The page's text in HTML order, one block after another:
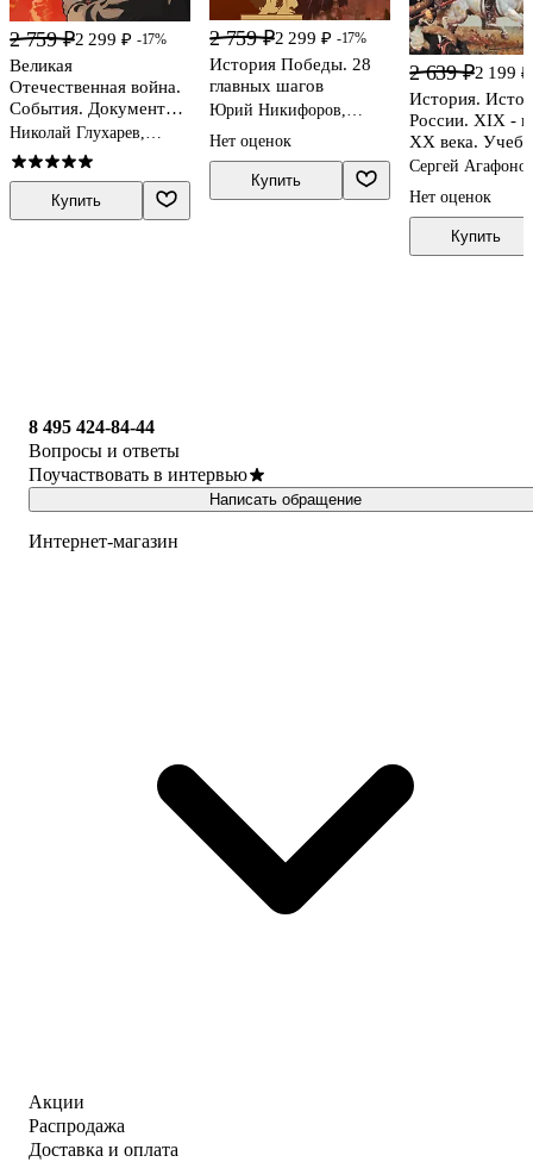
2 759 ₽2 299 ₽ -17%
Великая
Отечественная война.
События. Документы.
Факты
Николай Глухарев,
Юрий Никифоров, Олег
Ржешевский
Купить
2 759 ₽2 299 ₽ -17%
История Победы. 28
главных шагов
Юрий Никифоров,
Нет оценок
Купить
2 639 ₽2 199 ₽
История.
России. XIX -
XX века.
класс
Сергей
Николай
Нет оценок
Купить
8 495 424-84-44
Вопросы и ответы
Поучаствовать в интервью
Написать обращение
Интернет-магазин
Акции
Распродажа
Доставка и оплата